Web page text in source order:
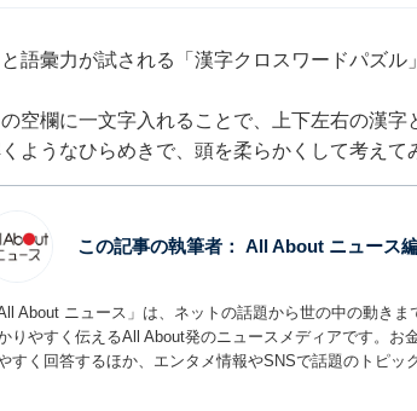
語彙力が試される「漢字クロスワードパズル
空欄に一文字入れることで、上下左右の漢
ようなひらめきで、頭を柔らかくして考えて
この記事の執筆者： All About ニュース
All About ニュース」は、ネットの話題から世の中の動き
りやすく伝えるAll About発のニュースメディアです。
すく回答するほか、エンタメ情報やSNSで話題のトピッ